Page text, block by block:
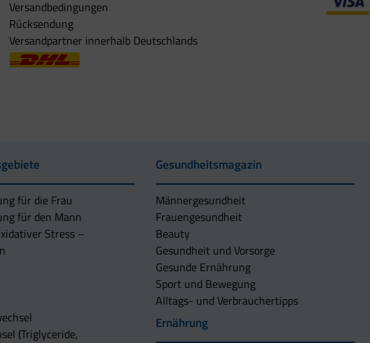
Versandbedingungen
Rücksendung
Versandpartner innerhalb Deutschlands
für die Frau
für den Mann
Stress –
(Triglyceride,
Gesundheitsmagazin
Männergesundheit
Frauengesundheit
Beauty
Gesundheit und Vorsorge
Gesunde Ernährung
Sport und Bewegung
Alltags- und Verbrauchertipps
Ernährung